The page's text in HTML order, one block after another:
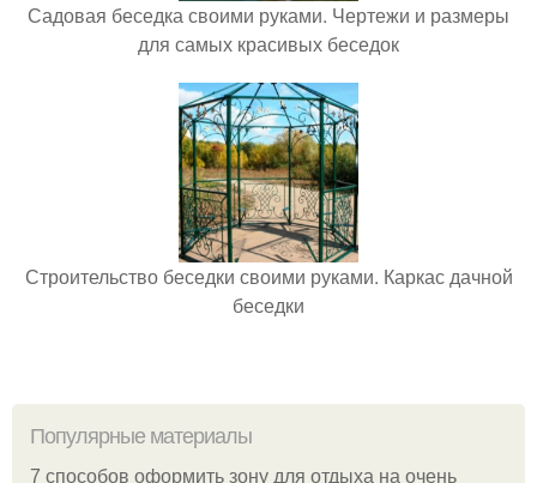
Садовая беседка своими руками. Чертежи и размеры
для самых красивых беседок
Строительство беседки своими руками. Каркас дачной
беседки
Популярные материалы
7 способов оформить зону для отдыха на очень